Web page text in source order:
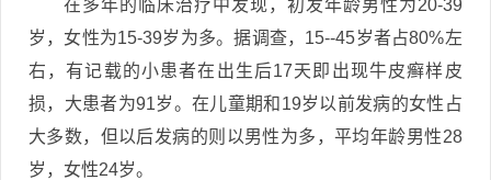
在多年的临床治疗中发现，初发年龄男性为20-39
岁，女性为15-39岁为多。据调查，15--45岁者占80%左
右，有记载的小患者在出生后17天即出现牛皮癣样皮
损，大患者为91岁。在儿童期和19岁以前发病的女性占
大多数，但以后发病的则以男性为多，平均年龄男性28
岁，女性24岁。